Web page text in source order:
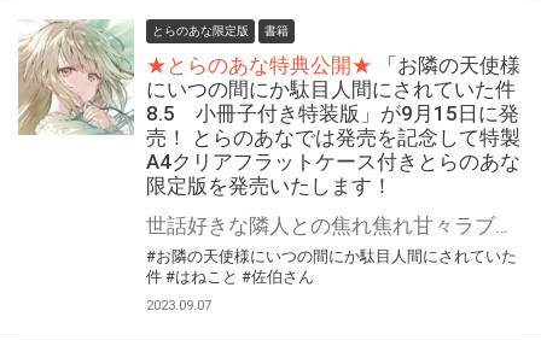
とらのあな限定版 書籍
★とらのあな特典公開★
「お隣の天使様
にいつの間にか駄目人間にされていた件
8.5 小冊子付き特装版」が9月15日に発
売！ とらのあなでは発売を記念して特製
A4クリアフラットケース付きとらのあな
限定版を発売いたします！
#お隣の天使様にいつの間にか駄目人間にされていた
件 #はねこと #佐伯さん
2023.09.07